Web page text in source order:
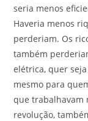
seria menos
Haveria menos
perderiam. Os
também
elétrica, quer
mesmo para
que trabalhavam
revolução,